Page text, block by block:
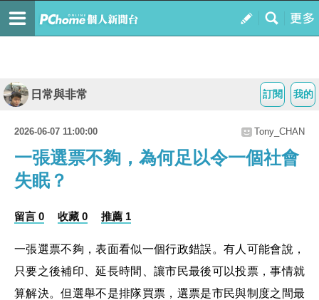
我的
訂閱
日常與非常
2026-06-07 11:00:00 Tony_CHAN
一張選票不夠，為何足以令一個社會
失眠？
留言 0 收藏 0 推薦 1
一張選票不夠，表面看似一個行政錯誤。有人可能會說，
只要之後補印、延長時間、讓市民最後可以投票，事情就
算解決。但選舉不是排隊買票，選票是市民與制度之間最